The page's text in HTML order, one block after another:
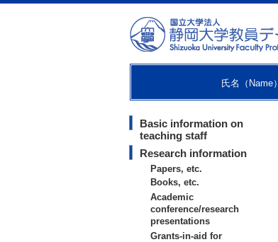
氏名（Name）
Basic information on
teaching staff
Research information
Papers, etc.
Books, etc.
Academic
conference/research
presentations
Grants-in-aid for